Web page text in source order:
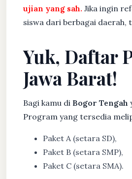
ujian yang sah. Jika ingin
siswa dari berbagai daerah,
Yuk, Daftar
Jawa Barat!
Bagi kamu di Bogor Tengah
Program yang tersedia
Paket A (setara SD),
Paket B (setara SMP),
Paket C (setara SMA).